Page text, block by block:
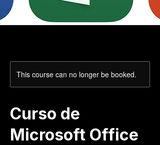
This course can no longer be booked.
Curso de
Microsoft Office